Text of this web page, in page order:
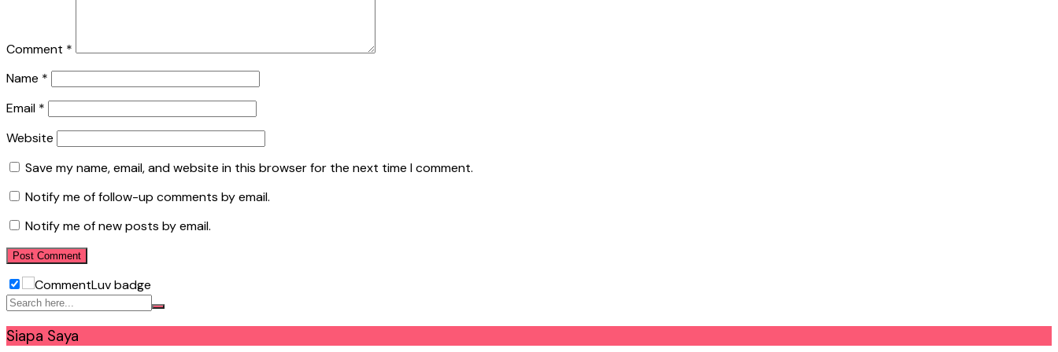
Comment *
Name *
Email *
Website
Save my name, email, and website in this browser for the next time I comment.
Notify me of follow-up comments by email.
Notify me of new posts by email.
Siapa Saya